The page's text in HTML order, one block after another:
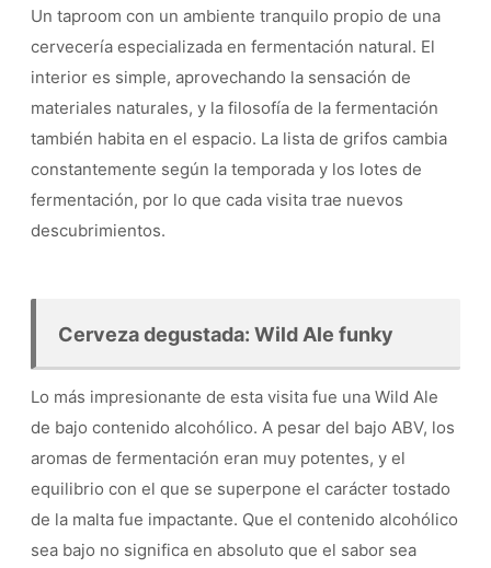
Un taproom con un ambiente tranquilo propio de una
cervecería especializada en fermentación natural. El
interior es simple, aprovechando la sensación de
materiales naturales, y la filosofía de la fermentación
también habita en el espacio. La lista de grifos cambia
constantemente según la temporada y los lotes de
fermentación, por lo que cada visita trae nuevos
descubrimientos.
Cerveza degustada: Wild Ale funky
Lo más impresionante de esta visita fue una Wild Ale
de bajo contenido alcohólico. A pesar del bajo ABV, los
aromas de fermentación eran muy potentes, y el
equilibrio con el que se superpone el carácter tostado
de la malta fue impactante. Que el contenido alcohólico
sea bajo no significa en absoluto que el sabor sea